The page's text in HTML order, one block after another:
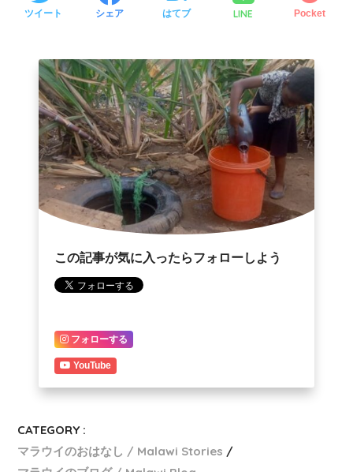
ツイート シェア はてブ LINE Pocket
この記事が気に入ったらフォローしよう
フォローする
YouTube
CATEGORY :
マラウイのおはなし / Malawi Stories